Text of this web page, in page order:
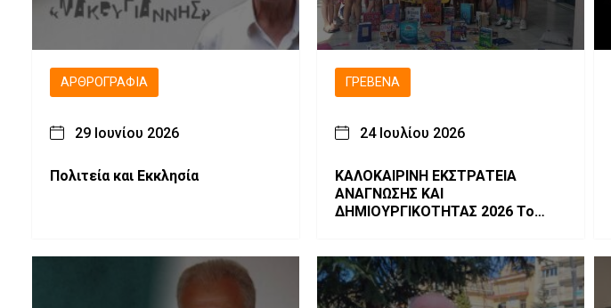
ΑΡΘΡΟΓΡΑΦΊΑ
29 Ιουνίου 2026
Πολιτεία και Εκκλησία
ΓΡΕΒΕΝΆ
24 Ιουλίου 2026
ΚΑΛΟΚΑΙΡΙΝΗ ΕΚΣΤΡΑΤΕΙΑ
ΑΝΑΓΝΩΣΗΣ ΚΑΙ
ΔΗΜΙΟΥΡΓΙΚΟΤΗΤΑΣ 2026 Το